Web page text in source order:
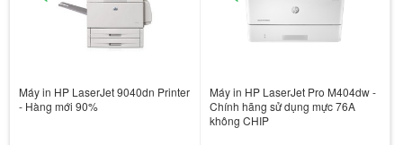
Máy in HP LaserJet 9040dn Printer
- Hàng mới 90%
Máy in HP LaserJet Pro M404dw -
Chính hãng sử dụng mực 76A
không CHIP